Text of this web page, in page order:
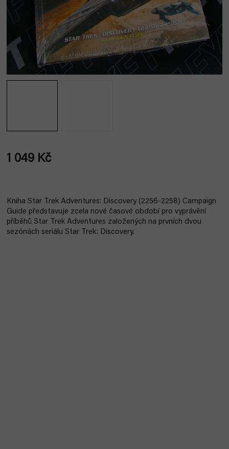
1 049 Kč
Kniha Star Trek Adventures: Discovery (2256-2258) Campaign
Guide představuje zcela nové časové období pro vyprávění
příběhů Star Trek Adventures založených na prvních dvou
sezónách seriálu Star Trek: Discovery.